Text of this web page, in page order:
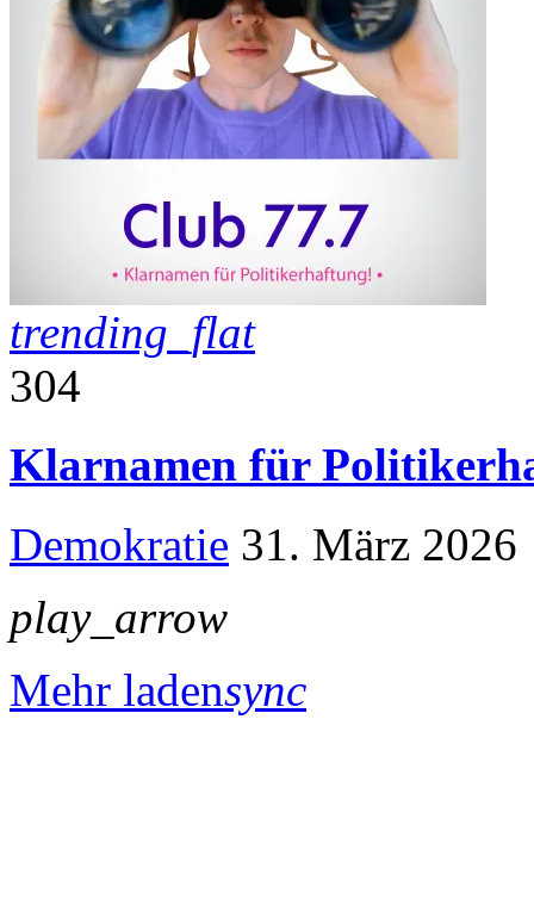
trending_flat
304
Klarnamen für
Demokratie 31. März 2026
play_arrow
Mehr ladensync